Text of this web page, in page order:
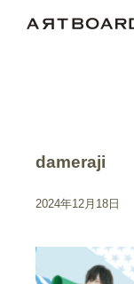
dameraji
2024年12月18日